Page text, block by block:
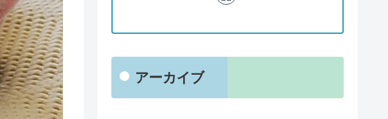
アーカイブ